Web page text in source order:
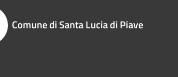
Comune di Santa Lucia di Piave